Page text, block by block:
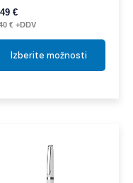
€
€ +DDV
Izberite možnosti